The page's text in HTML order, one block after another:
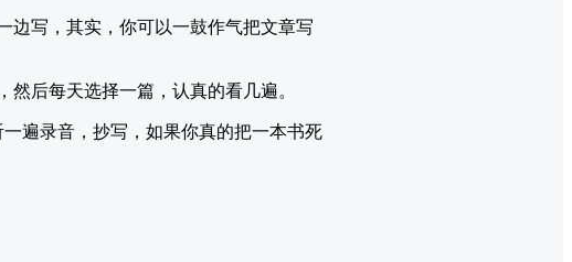
边写，其实，你可以一鼓作气把文章写
后每天选择一篇，认真的看几遍。
遍录音，抄写，如果你真的把一本书死